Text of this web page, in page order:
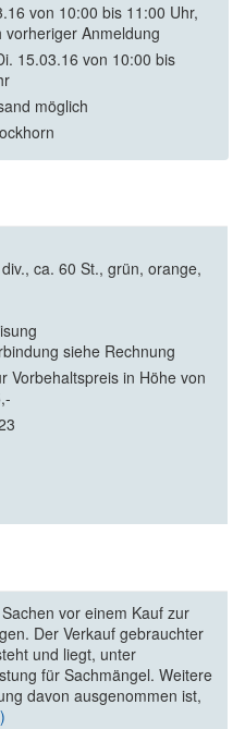
von 10:00 bis 11:00 Uhr,
vorheriger Anmeldung
15.03.16 von 10:00 bis
möglich
ca. 60 St., grün, orange,
siehe Rechnung
Vorbehaltspreis in Höhe von
vor einem Kauf zur
Der Verkauf gebrauchter
und liegt, unter
für Sachmängel. Weitere
davon ausgenommen ist,